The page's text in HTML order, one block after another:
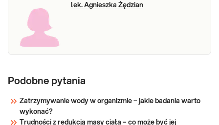
lek. Agnieszka Żędzian
Podobne pytania
Zatrzymywanie wody w organizmie – jakie badania warto
wykonać?
Trudności z redukcją masy ciała – co może być jej